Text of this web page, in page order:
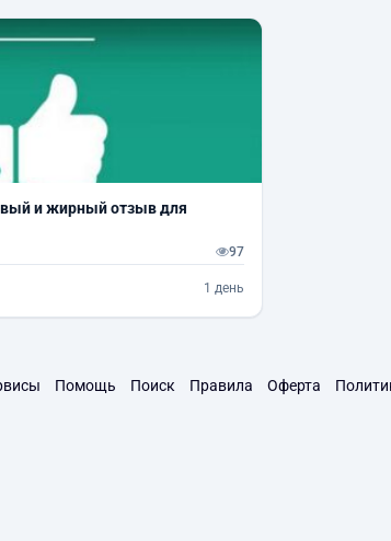
и жирный отзыв для
97
1 день
Помощь Поиск Правила Оферта